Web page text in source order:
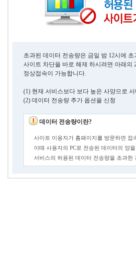
초과된 데이터 전송량은 금일 밤 12시에
사이트 차단을 바로 해제 하시려면 아래의
정상접속이 가능합니다.
(1) 현재 서비스보다 보다 높은 사양으로
(2) 데이터 전송량 추가 옵션을 신청
데이터 전송량이란?
사이트 이용자가 홈페이지를 방문하면 접
이때 사용자의 PC로 전송된 데이터의 양
서비스의 허용된 데이터 전송량을 초과